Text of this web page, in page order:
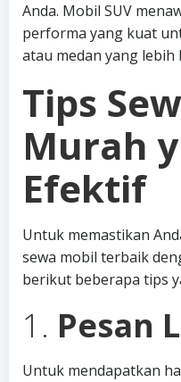
Anda. Mobil SUV
performa yang kuat
atau medan yang lebih
Tips
Murah
Efektif
Untuk memastikan
sewa mobil terbaik
berikut beberapa tips
1. Pesan
Untuk mendapatkan